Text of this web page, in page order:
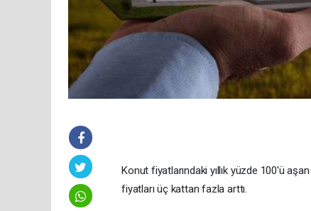
Konut fiyatlarındaki yıllık yüzde 100'ü
fiyatları üç kattan fazla arttı.